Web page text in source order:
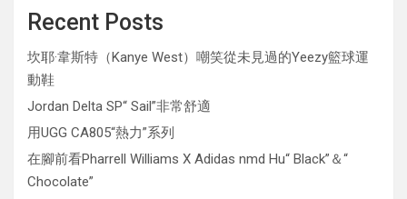
Recent Posts
坎耶·韋斯特（Kanye West）嘲笑從未見過的Yeezy籃球運
動鞋
Jordan Delta SP“ Sail”非常舒適
用UGG CA805“熱力”系列
在腳前看Pharrell Williams X Adidas nmd Hu“ Black”＆“
Chocolate”